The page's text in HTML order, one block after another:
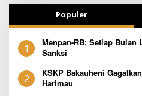
Populer
1
Menpan-RB: Setiap Bulan
Sanksi
2
KSKP Bakauheni
Harimau